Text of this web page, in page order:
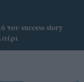
success story